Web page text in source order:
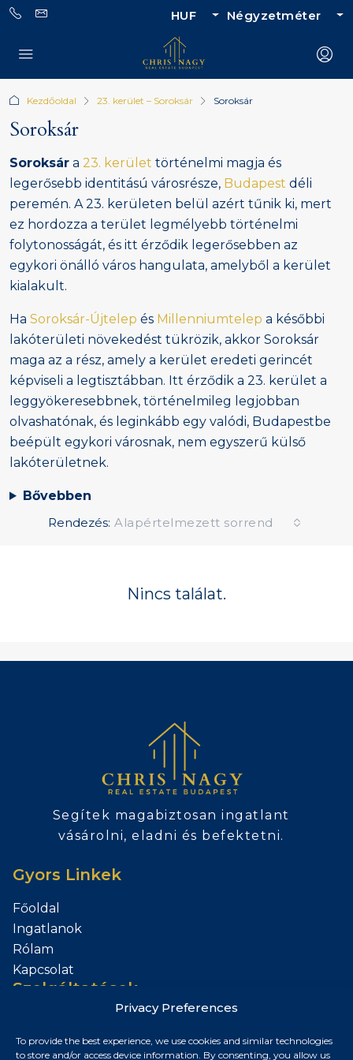
Privacy Preferences
To provide the best experience, we use cookies and similar technologies
to store and/or access device information. By consenting, you allow us
HUF Négyzetméter
Kezdőoldal 23. kerület – Soroksár Soroksár
Soroksár
Soroksár a 23. kerület történelmi magja és
legerősebb identitású városrésze, Budapest déli
peremén. A 23. kerületen belül azért tűnik ki, mert
ez hordozza a terület legmélyebb történelmi
folytonosságát, és itt érződik legerősebben az
egykori önálló város hangulata, amelyből a kerület
kialakult.
Ha Soroksár-Újtelep és Millenniumtelep a későbbi
lakóterületi növekedést tükrözik, akkor Soroksár
maga az a rész, amely a kerület eredeti gerincét
képviseli a legtisztábban. Itt érződik a 23. kerület a
leggyökeresebbnek, történelmileg legjobban
olvashatónak, és leginkább egy valódi, Budapestbe
beépült egykori városnak, nem egyszerű külső
lakóterületnek.
Bővebben
Rendezés: Alapértelmezett sorrend
Nincs találat.
Segítek magabiztosan ingatlant
vásárolni, eladni és befektetni.
Gyors Linkek
Főoldal
Ingatlanok
Rólam
Kapcsolat
Szolgáltatások
Kapcsolat